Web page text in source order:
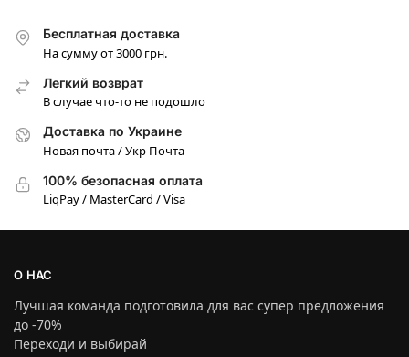
Бесплатная доставка
На сумму от 3000 грн.
Легкий возврат
В случае что-то не подошло
Доставка по Украине
Новая почта / Укр Почта
100% безопасная оплата
LiqPay / MasterCard / Visa
О НАС
Лучшая команда подготовила для вас супер предложения
до -70%
Переходи и выбирай